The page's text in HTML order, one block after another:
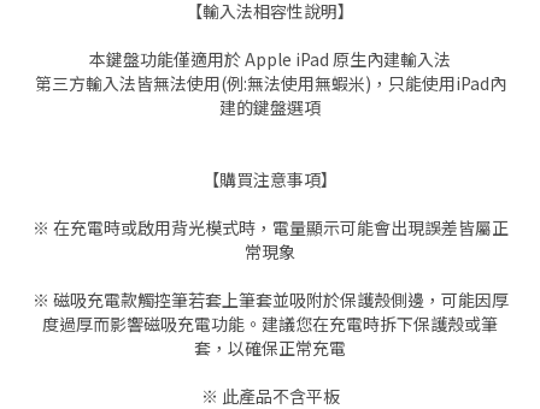
【輸入法相容性說明】
本鍵盤功能僅適用於 Apple iPad 原生內建輸入法
第三方輸入法皆無法使用(例:無法使用無蝦米)，只能使用iPad內
建的鍵盤選項
【購買注意事項】
※ 在充電時或啟用背光模式時，電量顯示可能會出現誤差皆屬正
常現象
※ 磁吸充電款觸控筆若套上筆套並吸附於保護殼側邊，可能因厚
度過厚而影響磁吸充電功能。建議您在充電時拆下保護殼或筆
套，以確保正常充電
※ 此產品不含平板